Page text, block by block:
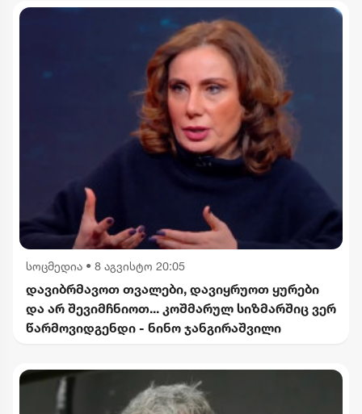
სოცმედია • 8 აგვისტო 20:05
დავიბრმავოთ თვალები, დავიყრუოთ ყურები
და არ შევიმჩნიოთ... კოშმარულ სიზმარშიც ვერ
წარმოვიდგენდი - ნინო ჯანგირაშვილი